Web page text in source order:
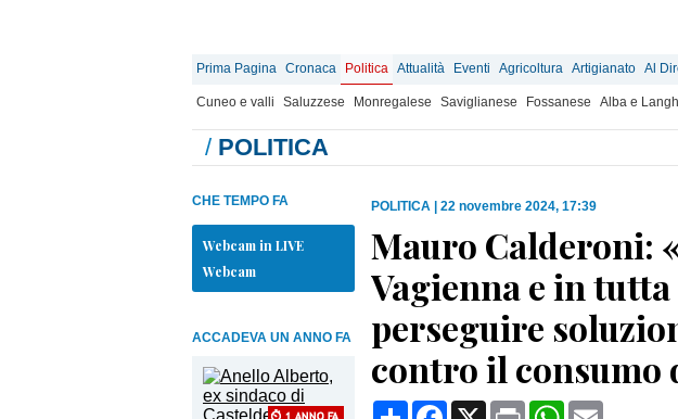
Prima Pagina Cronaca Politica Attualità Eventi Agricoltura Artigianato Al
Cuneo e valli Saluzzese Monregalese Saviglianese Fossanese Alba e
/ POLITICA
CHE TEMPO FA
Webcam in LIVE
Webcam
ACCADEVA UN ANNO FA
POLITICA 22 novembre 2024, 17:39
Mauro Calderoni:
Vagienna e in
perseguire
contro il consumo
CondividiFacebook
X Print WhatsApp